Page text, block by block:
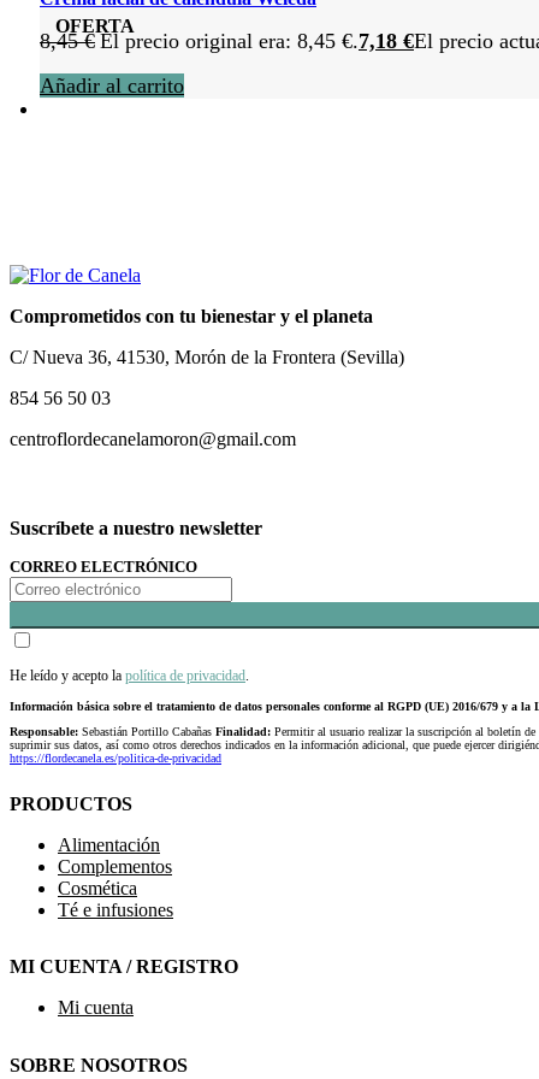
OFERTA
8,45€ El precio original era: 8,45 €.7,18 €El precio
Añadir al carrito
Comprometidos con tu bienestar y el planeta
C/ Nueva 36, 41530, Morón de la Frontera (Sevilla)
854 56 50 03
centroflordecanelamoron@gmail.com
Suscríbete a nuestro newsletter
CORREO ELECTRÓNICO
He leído y acepto la política de privacidad
Información básica sobre el tratamiento de datos personales conforme al RGPD (UE) 2016/679 y a la
Responsable: Sebastián Portillo Cabañas Finalidad: Permitir al usuario realizar la suscripción al boletín
suprimir sus datos, así como otros derechos indicados en la información adicional, que puede ejercer
https://flordecanela.es/politica-de-privacidad
PRODUCTOS
Alimentación
Complementos
Cosmética
Té e infusiones
MI CUENTA / REGISTRO
Mi cuenta
SOBRE NOSOTROS